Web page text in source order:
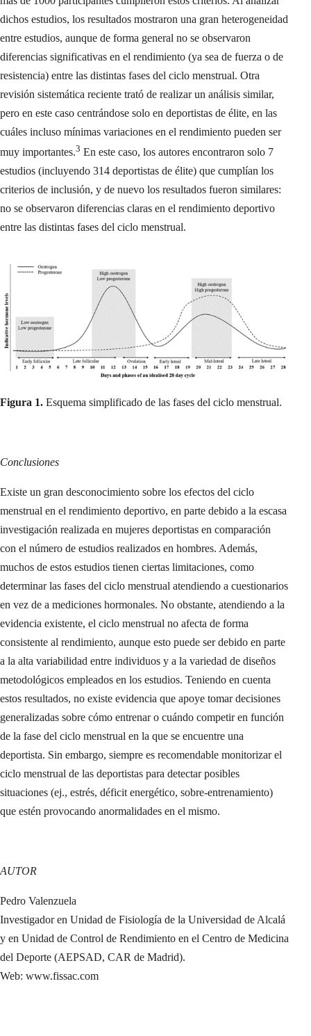
dichos estudios, los resultados mostraron una gran heterogeneidad
entre estudios, aunque de forma general no se observaron
diferencias significativas en el rendimiento (ya sea de fuerza o de
resistencia) entre las distintas fases del ciclo menstrual. Otra
revisión sistemática reciente trató de realizar un análisis similar,
pero en este caso centrándose solo en deportistas de élite, en las
cuáles incluso mínimas variaciones en el rendimiento pueden ser
muy importantes.3 En este caso, los autores encontraron solo 7
estudios (incluyendo 314 deportistas de élite) que cumplían los
criterios de inclusión, y de nuevo los resultados fueron similares:
no se observaron diferencias claras en el rendimiento deportivo
entre las distintas fases del ciclo menstrual.
Figura 1. Esquema simplificado de las fases del ciclo menstrual.
Conclusiones
Existe un gran desconocimiento sobre los efectos del ciclo
menstrual en el rendimiento deportivo, en parte debido a la escasa
investigación realizada en mujeres deportistas en comparación
con el número de estudios realizados en hombres. Además,
muchos de estos estudios tienen ciertas limitaciones, como
determinar las fases del ciclo menstrual atendiendo a cuestionarios
en vez de a mediciones hormonales. No obstante, atendiendo a la
evidencia existente, el ciclo menstrual no afecta de forma
consistente al rendimiento, aunque esto puede ser debido en parte
a la alta variabilidad entre individuos y a la variedad de diseños
metodológicos empleados en los estudios. Teniendo en cuenta
estos resultados, no existe evidencia que apoye tomar decisiones
generalizadas sobre cómo entrenar o cuándo competir en función
de la fase del ciclo menstrual en la que se encuentre una
deportista. Sin embargo, siempre es recomendable monitorizar el
ciclo menstrual de las deportistas para detectar posibles
situaciones (ej., estrés, déficit energético, sobre-entrenamiento)
que estén provocando anormalidades en el mismo.
AUTOR
Pedro Valenzuela
Investigador en Unidad de Fisiología de la Universidad de Alcalá
y en Unidad de Control de Rendimiento en el Centro de Medicina
del Deporte (AEPSAD, CAR de Madrid).
Web: www.fissac.com